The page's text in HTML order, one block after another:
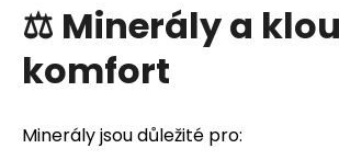
⚖️ Minerály a
komfort
Minerály jsou důležité pro: